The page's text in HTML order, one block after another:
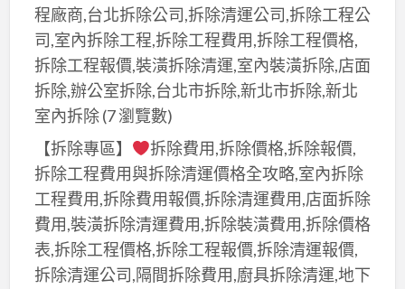
程廠商,台北拆除公司,拆除清運公司,拆除工程公
司,室內拆除工程,拆除工程費用,拆除工程價格,
拆除工程報價,裝潢拆除清運,室內裝潢拆除,店面
拆除,辦公室拆除,台北市拆除,新北市拆除,新北
室內拆除(7 瀏覽數)
【拆除專區】
拆除費用,拆除價格,拆除報價,
拆除工程費用與拆除清運價格全攻略,室內拆除
工程費用,拆除費用報價,拆除清運費用,店面拆除
費用,裝潢拆除清運費用,拆除裝潢費用,拆除價格
表,拆除工程價格,拆除工程報價,拆除清運報價,
拆除清運公司,隔間拆除費用,廚具拆除清運,地下